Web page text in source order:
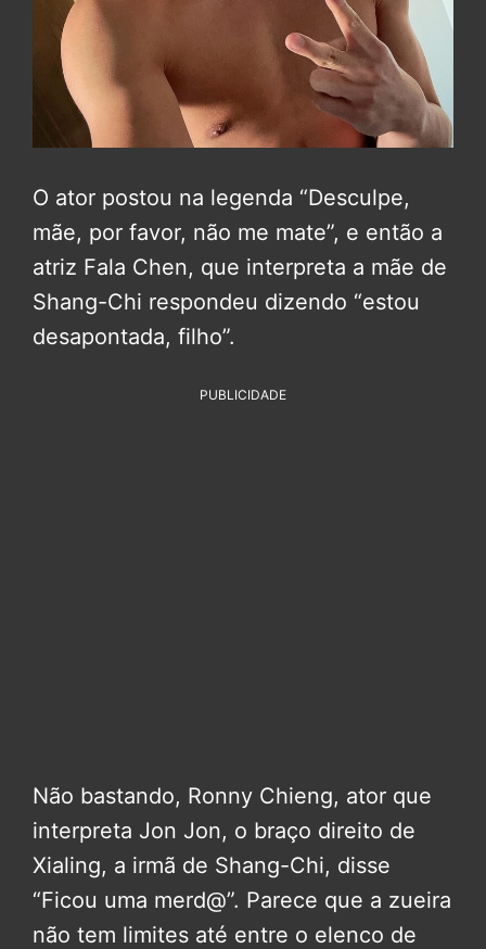
O ator postou na legenda “Desculpe,
mãe, por favor, não me mate”, e então a
atriz Fala Chen, que interpreta a mãe de
Shang-Chi respondeu dizendo “estou
desapontada, filho”.
PUBLICIDADE
Não bastando, Ronny Chieng, ator que
interpreta Jon Jon, o braço direito de
Xialing, a irmã de Shang-Chi, disse
“Ficou uma merd@”. Parece que a zueira
não tem limites até entre o elenco de